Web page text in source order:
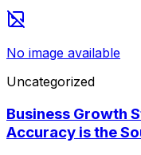
No image available
Uncategorized
Business Growth
Accuracy is the